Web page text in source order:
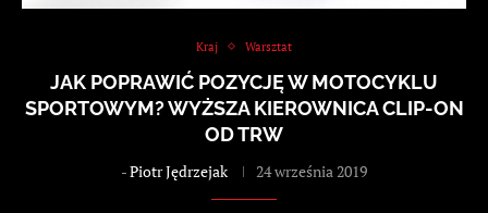
Kraj Warsztat
JAK POPRAWIĆ POZYCJĘ W MOTOCYKLU
SPORTOWYM? WYŻSZA KIEROWNICA CLIP-ON
OD TRW
-Piotr Jędrzejak 24 września 2019